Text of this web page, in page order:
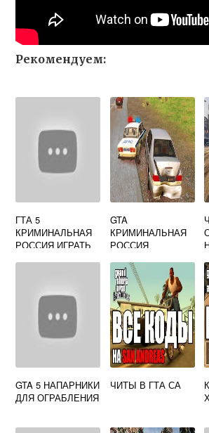
Рекомендуем:
ГТА 5
КРИМИНАЛЬНАЯ
РОССИЯ ИГРАТЬ
GTA
КРИМИНАЛЬНАЯ
РОССИЯ
GTA 5 НАПАРНИКИ
ДЛЯ ОГРАБЛЕНИЯ
ЧИТЫ В ГТА СА